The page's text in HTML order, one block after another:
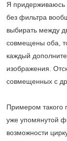
Я придерживаюсь
без фильтра
выбирать между
совмещены оба,
каждый
изображения.
совмещенных с
Примером такого
уже упомянутой
возможности